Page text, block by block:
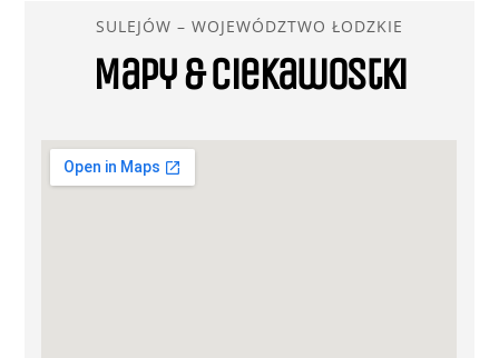
SULEJÓW – WOJEWÓDZTWO ŁODZKIE
Mapy & ciekawostki